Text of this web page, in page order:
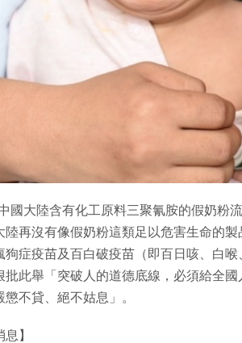
國大陸含有化工原料三聚氰胺的假奶粉
陸再沒有像假奶粉這類足以危害生命的
狗症疫苗及百白破疫苗（即百日咳、白
批此舉「突破人的道德底線，必須給全
懲不貸、絕不姑息」。
息】